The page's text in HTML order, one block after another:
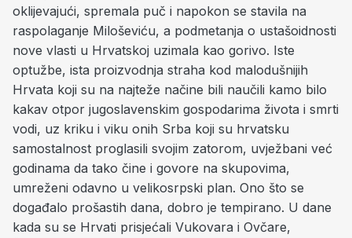
oklijevajući, spremala puč i napokon se stavila na
raspolaganje Miloševiću, a podmetanja o ustašoidnosti
nove vlasti u Hrvatskoj uzimala kao gorivo. Iste
optužbe, ista proizvodnja straha kod malodušnijih
Hrvata koji su na najteže načine bili naučili kamo bilo
kakav otpor jugoslavenskim gospodarima života i smrti
vodi, uz kriku i viku onih Srba koji su hrvatsku
samostalnost proglasili svojim zatorom, uvježbani već
godinama da tako čine i govore na skupovima,
umreženi odavno u velikosrpski plan. Ono što se
događalo prošastih dana, dobro je tempirano. U dane
kada su se Hrvati prisjećali Vukovara i Ovčare,